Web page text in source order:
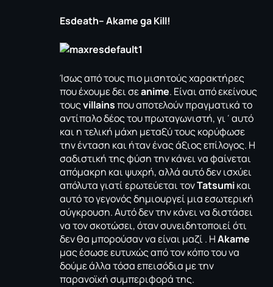
Esdeath–AkamegaKill!
Ίσως από τους πιο μισητούς χαρακτήρες
που έχουμε δει σεanime. Είναι από εκείνους
τουςvillainsπου αποτελούν πραγματικά το
αντίπαλο δέος του πρωταγωνιστή, γι΄αυτό
και η τελική μάχη μεταξύ τους κορύφωσε
την ένταση και ήταν ένας άξιος επίλογος. Η
σαδιστική της φύση την κάνει να φαίνεται
απόμακρη και ψυχρή, αλλά αυτό δεν ισχύει
απόλυτα γιατί ερωτεύεται τονTatsumiκαι
αυτό το γεγονός δημιουργεί μια εσωτερική
σύγκρουση. Αυτό δεν την κάνει να διστάσει
να τον σκοτώσει, όταν συνειδητοποιεί ότι
δεν θα μπορούσαν να είναι μαζί . ΗAkame
μας έσωσε ευτυχώς από τον κόπο του να
δούμε άλλα τόσα επεισόδια με την
παρανοϊκή συμπεριφορά της.